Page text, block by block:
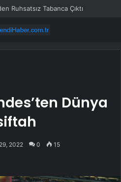
Ruhsatsız Tabanca Çıktı
Dünya
2022 0 15